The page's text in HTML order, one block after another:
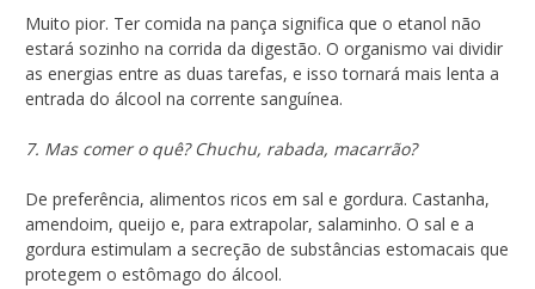
Muito pior. Ter comida na pança significa que o etanol não
estará sozinho na corrida da digestão. O organismo vai dividir
as energias entre as duas tarefas, e isso tornará mais lenta a
entrada do álcool na corrente sanguínea.
7. Mas comer o quê? Chuchu, rabada, macarrão?
De preferência, alimentos ricos em sal e gordura. Castanha,
amendoim, queijo e, para extrapolar, salaminho. O sal e a
gordura estimulam a secreção de substâncias estomacais que
protegem o estômago do álcool.